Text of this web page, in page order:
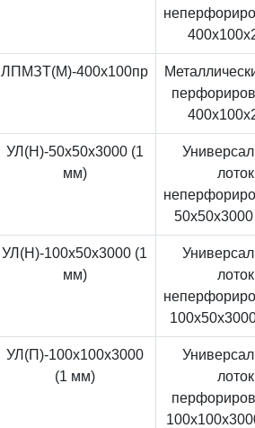
ЛПМЗТ(М)-400x100пр
УЛ(Н)-50x50x3000 (1
мм)
лоток
УЛ(Н)-100x50x3000 (1
мм)
лоток
УЛ(П)-100x100x3000
(1 мм)
лоток